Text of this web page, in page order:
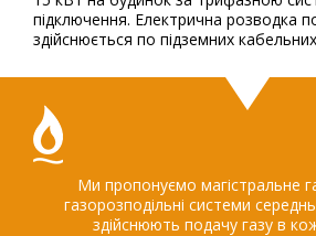
підключення. Електрична розводка
здійснюється по підземних
Ми пропонуємо магістральне
газорозподільні системи
здійснюють подачу газу в